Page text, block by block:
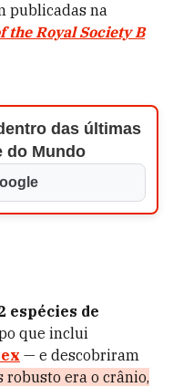
publicadas na
the Royal Society B
das últimas
do Mundo
espécies de
que inclui
— e descobriram
robusto era o crânio,